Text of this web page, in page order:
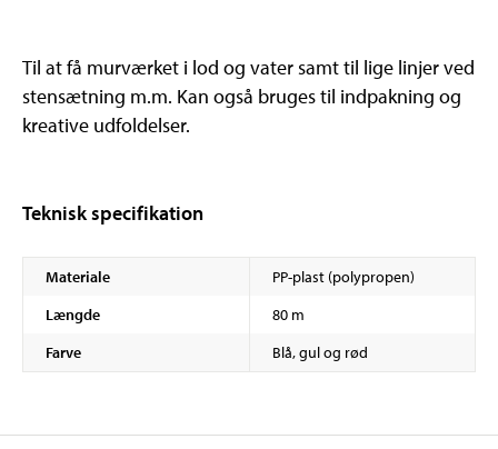
Til at få murværket i lod og vater samt til lige linjer ved
stensætning m.m. Kan også bruges til indpakning og
kreative udfoldelser.
Teknisk specifikation
Materiale
PP-plast (polypropen)
Længde
80 m
Farve
Blå, gul og rød